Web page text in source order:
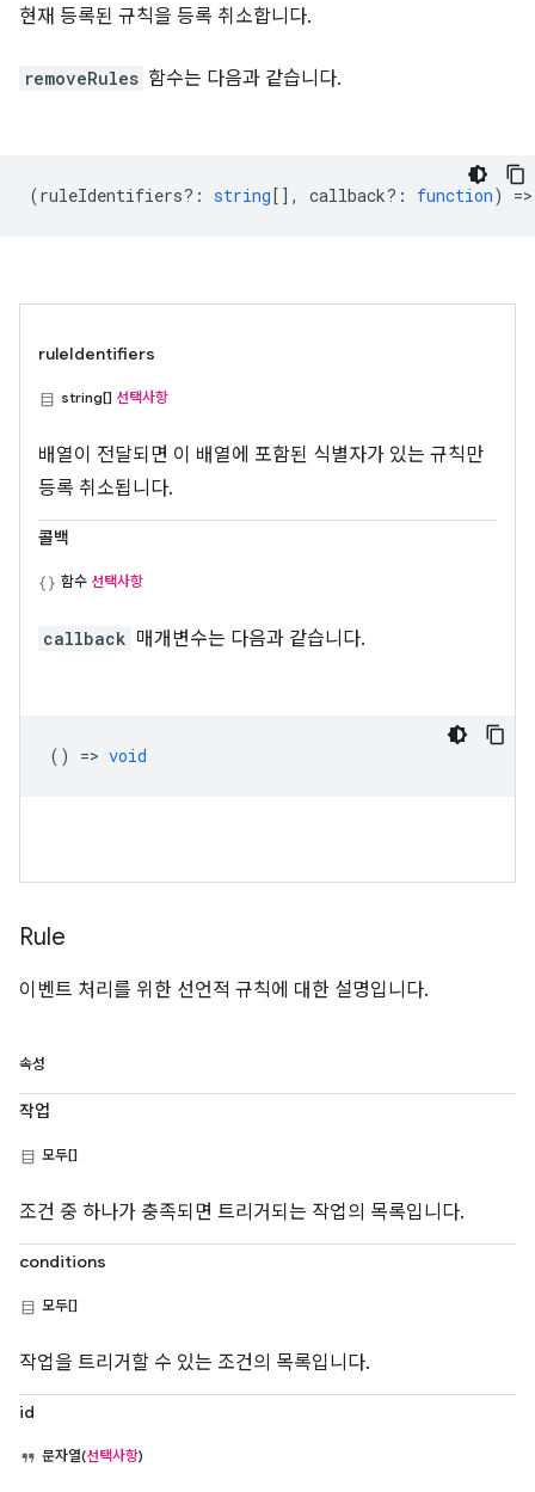
현재 등록된 규칙을 등록 취소합니다.
removeRules 함수는 다음과 같습니다.
(ruleIdentifiers? : string [], callback? : function)
ruleIdentifiers
string[] 선택사항
배열이 전달되면 이 배열에 포함된 식별자가 있는 규칙만
등록 취소됩니다.
콜백
함수 선택사항
callback 매개변수는 다음과 같습니다.
() => void
Rule
이벤트 처리를 위한 선언적 규칙에 대한 설명입니다.
속성
작업
모두[]
조건 중 하나가 충족되면 트리거되는 작업의 목록입니다.
conditions
모두[]
작업을 트리거할 수 있는 조건의 목록입니다.
id
문자열(선택사항)